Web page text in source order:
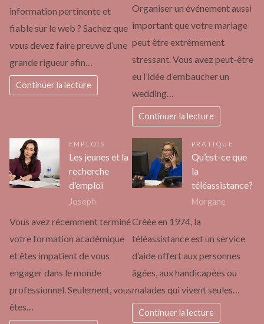
information pertinente et
fiable sur le web ? Sachez que
vous devez faire preuve d’une
grande rigueur afin…
Continuer la lecture
Organiser un événement aussi
important que votre mariage
peut être extrêmement
stressant. Vous avez peut-être
eu l’idée d’embaucher un
wedding…
Continuer la lecture
EMPLOIS
Les jeunes et la
recherche
d’emploi
Joseph
Vous avez récemment terminé
votre formation académique
et êtes impatient de vous
engager dans le monde
professionnel. Seulement, vous
êtes…
PRATIQUE
Qu’est-ce que
la
téléassistance?
Morgane
Créée en 1974, la
téléassistance est un service
d’aide offert aux personnes
âgées, aux handicapées ou
malades qui vivent seules…
Continuer la lecture